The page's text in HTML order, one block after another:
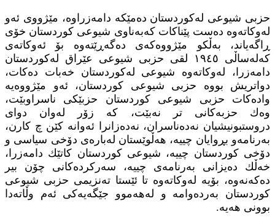
حزبی شیوعی له‌كوردستان ده‌مێكه‌ دامه‌زراوه‌، مێژووی ئه‌و
له‌وكاته‌وه‌ ده‌ست پێناكات كه‌به‌ناوی شیوعی كوردستان خۆی
ڕاگه‌یاند، به‌ڵكو مێژووه‌كه‌ی ده‌گه‌ڕێته‌وه‌ بۆ ئه‌وكاته‌ی
كه‌له‌ساڵی ١٩٤٥ لقی حزبی شیوعی عێراق له‌كوردستان
دامه‌زرا، له‌وكاته‌وه‌ شیوعی له‌كوردستان خه‌بات ده‌كات‌،
دواتریش بووه‌ حزبی شیوعی كوردستان، ئه‌و مێژووه‌یه‌
واده‌كات حزبی شیوعی كوردستان حزبێكی ناسراوبێت،
وه‌ك حزبه‌كانی تر نه‌بێت‌، كه‌ زۆر له‌وان دوای
دروستبونیشیان‌ نه‌ده‌ناسران، نه‌ده‌زانرا ئه‌وانه‌ كێن چ كارن،
به‌رنامه‌و بڕوایان چییه‌، هه‌ڵوێستان له‌باره‌ی دۆخی سیاسی و
دۆخی كوردستان چییه‌، شیوعی كوردستان كاتێك دامه‌زرا،
خه‌ڵك ده‌یزانی به‌رنامه‌ی چییه‌، سه‌ركرده‌كانی چۆن بیر
ده‌كه‌نه‌وه‌، بۆیه‌ له‌وكاته‌وه‌ تا ئێستا ته‌نزیمی حزبی شیوعی
كوردستان به‌رده‌وامه‌ و له‌هه‌موو جێگه‌یه‌كی ئه‌م وڵاته‌دا
بوونی هه‌یه‌.